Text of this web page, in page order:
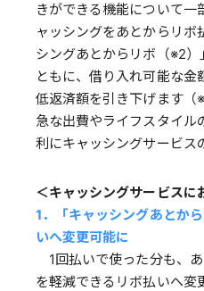
きができる機能について一
ャッシングをあとからリボ
シングあとからリボ（※2
ともに、借り入れ可能な
低返済額を引き下げます（
急な出費やライフスタイル
利にキャッシングサービス
＜キャッシングサービスに
1．「キャッシングあとか
いへ変更可能に
1回払いで使った分も、
を軽減できるリボ払いへ変